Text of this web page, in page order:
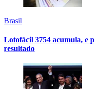
Brasil
Lotofácil 3754 acumula, e
resultado